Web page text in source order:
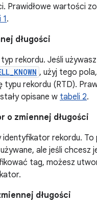
Prawidłowe wartości
.
długości
rekordu. Jeśli używasz
, użyj tego
typu rekordu (RTD).
opisane w tabeli 2.
o zmiennej długości
identyfikator rekordu. To
ale jeśli chcesz
tag, możesz
długości